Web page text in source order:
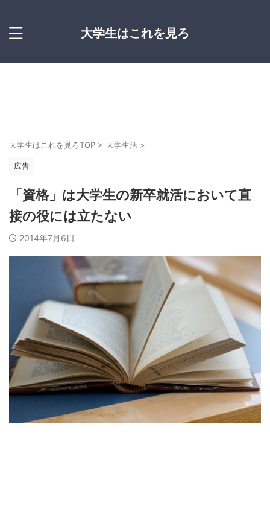
大学生はこれを見ろ
大学生はこれを見ろTOP > 大学生活 >
広告
「資格」は大学生の新卒就活において直
接の役には立たない
2014年7月6日